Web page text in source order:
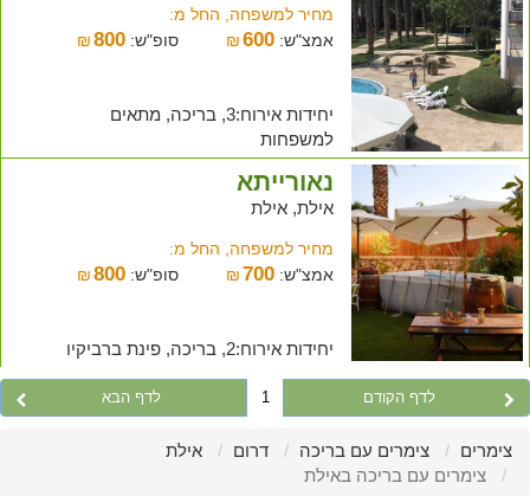
מחיר למשפחה, החל מ:
אמצ"ש:
₪600 סופ"ש: ₪ 800
יחידות אירוח:3, בריכה, מתאים
למשפחות
נאורייתא
אילת, אילת
מחיר למשפחה, החל מ:
אמצ"ש:
₪700 סופ"ש: ₪ 800
יחידות אירוח:2, בריכה, פינת ברביקיו
לדף הקודם 1 לדף הבא
צימרים צימרים עם בריכה דרום
אילת
צימרים עם בריכה באילת